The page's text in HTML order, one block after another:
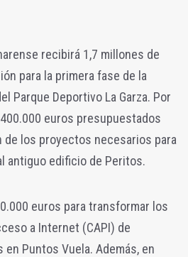
recibirá 1,7 millones de
para la primera fase de la
Parque Deportivo La Garza. Por
euros presupuestados
de los proyectos necesarios para
antiguo edificio de Peritos.
euros para transformar los
a Internet (CAPI) de
en Puntos Vuela. Además, en